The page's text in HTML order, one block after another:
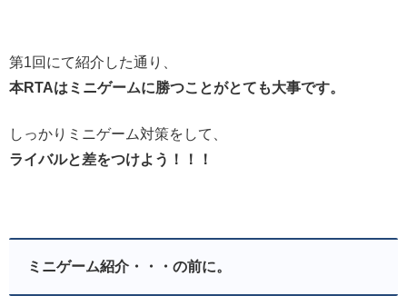
第1回にて紹介した通り、
本RTAはミニゲームに勝つことがとても大事です。
しっかりミニゲーム対策をして、
ライバルと差をつけよう！！！
ミニゲーム紹介・・・の前に。